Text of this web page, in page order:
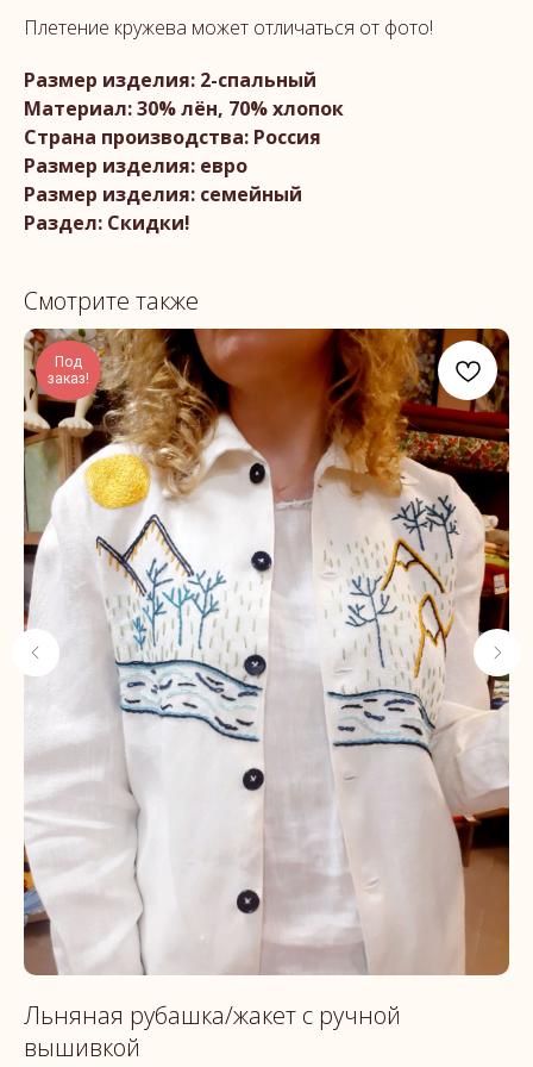
Плетение кружева может отличаться от фото!
Размер изделия: 2-спальный
Материал: 30% лён, 70% хлопок
Страна производства: Россия
Размер изделия: евро
Размер изделия: семейный
Раздел: Скидки!
Смотрите также
Под
заказ!
Льняная рубашка/жакет с ручной
вышивкой